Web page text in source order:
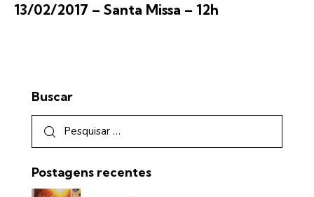
13/02/2017 – Santa Missa – 12h
Buscar
Postagens recentes